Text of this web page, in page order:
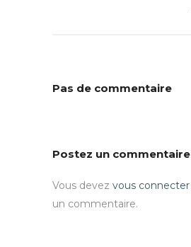
Pas de commentaire
Postez un commentaire
Vous devez vous connecter
un commentaire.